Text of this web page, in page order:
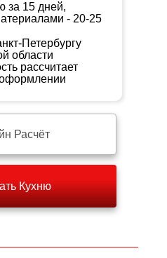
Расчёт
за 15 дней,
- 20-25
Петербургу
области
рассчитает
Кухню